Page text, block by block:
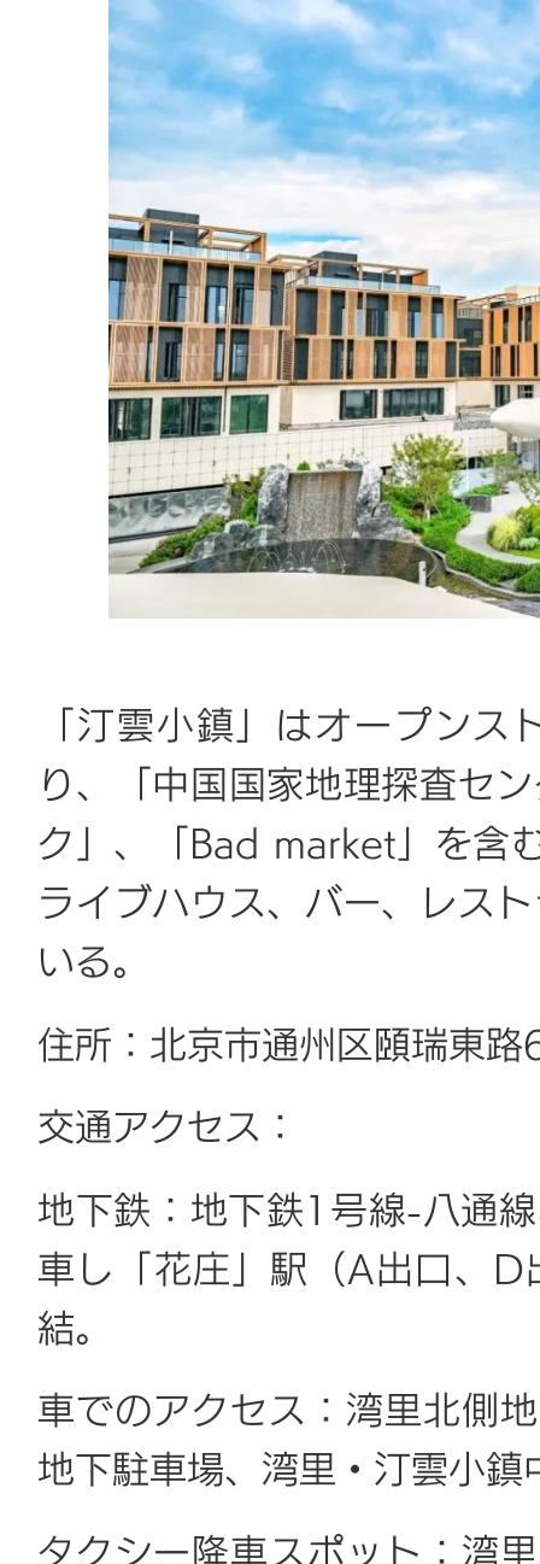
「汀雲小鎮」はオープン
り、「中国国家地理探査セ
ク」、「Bad market」を含
ライブハウス、バー、レス
いる。
住所：北京市通州区頤瑞東
交通アクセス：
地下鉄：地下鉄1号線-八通
車し「花庄」駅（A出口、
結。
車でのアクセス：湾里北側
地下駐車場、湾里・汀雲小